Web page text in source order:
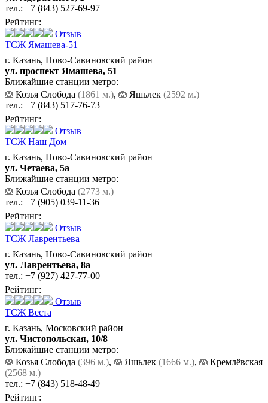
тел.: +7 (843) 527-69-97
Рейтинг:
Отзыв
ТСЖ Ямашева-51
г. Казань, Ново-Савиновский район
ул. проспект Ямашева, 51
Ближайшие станции метро:
Козья Слобода (1861 м.), Яшьлек (2592 м.)
тел.: +7 (843) 517-76-73
Рейтинг:
Отзыв
ТСЖ Наш Дом
г. Казань, Ново-Савиновский район
ул. Четаева, 5а
Ближайшие станции метро:
Козья Слобода (2773 м.)
тел.: +7 (905) 039-11-36
Рейтинг:
Отзыв
ТСЖ Лаврентьева
г. Казань, Ново-Савиновский район
ул. Лаврентьева, 8а
тел.: +7 (927) 427-77-00
Рейтинг:
Отзыв
ТСЖ Веста
г. Казань, Московский район
ул. Чистопольская, 10/8
Ближайшие станции метро:
Козья Слобода (396 м.), Яшьлек (1666 м.),
Кремлёвская
(2568 м.)
тел.: +7 (843) 518-48-49
Рейтинг: